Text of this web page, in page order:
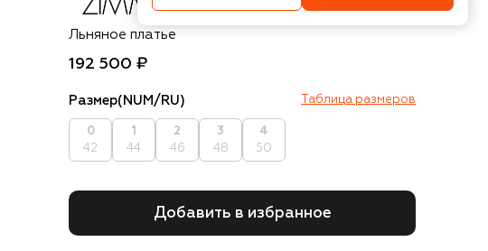
Zimmermann
Льняное платье
192 500 ₽
Размер(NUM/RU) Таблица размеров
0
42
1
44
2
46
3
48
4
50
Добавить в избранное